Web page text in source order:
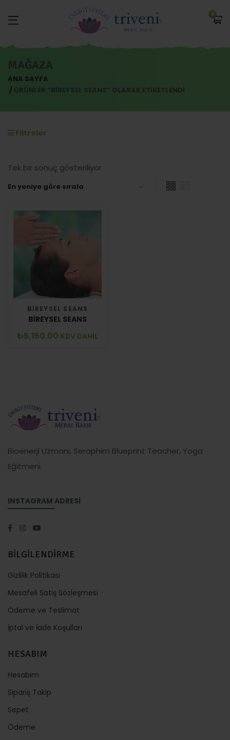
0
MAĞAZA
ANA SAYFA
ÜRÜNLER “BIREYSEL SEANS” OLARAK ETIKETLENDI
Filtreler
Tek bir sonuç gösteriliyor
BIREYSEL SEANS
BIREYSEL SEANS
₺5,150.00 KDV DAHİL
Bioenerji Uzmanı, Seraphim Blueprint Teacher, Yoga
Eğitmeni.
INSTAGRAM ADRESİ
BİLGİLENDİRME
Gizlilik Politikası
Mesafeli Satış Sözleşmesi
Ödeme ve Teslimat
İptal ve İade Koşulları
HESABIM
Hesabım
Sipariş Takip
Sepet
Ödeme